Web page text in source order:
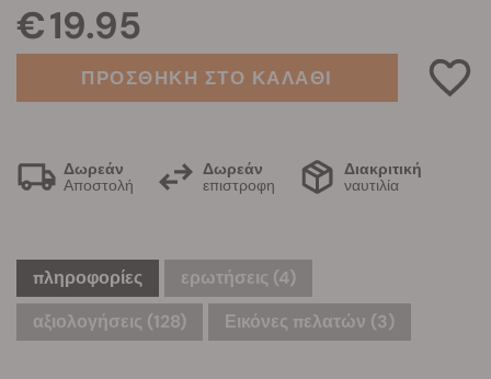
€ 19.95
ΠΡΟΣΘΗΚΗ ΣΤΟ ΚΑΛΑΘΙ
Δωρεάν
Αποστολή
Δωρεάν
επιστροφη
Διακριτική
ναυτιλία
πληροφορίες ερωτήσεις (4)
αξιολογήσεις (128)
Εικόνες πελατών (3)